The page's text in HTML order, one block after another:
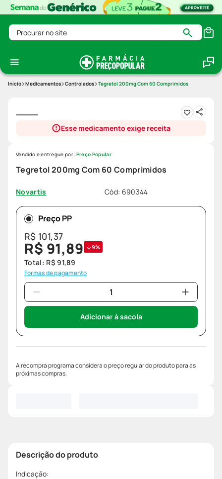
Procurar no site
Medicamentos Controlados Tegretol 200mg Com 60 Comprimidos
Esse medicamento exige receita
Tegretol 200mg Com 60 Comprimidos
Novartis Cód: 690344
Vendido e entregue por: Preço Popular
Preço PP
R$101,37
R$ 91,89 9%
Total: R$ 91,89
Formas de pagamento
Adicionar à sacola
A recompra programa considera o preço regular do produto para as
próximas compras.
Descrição do produto
Indicação: